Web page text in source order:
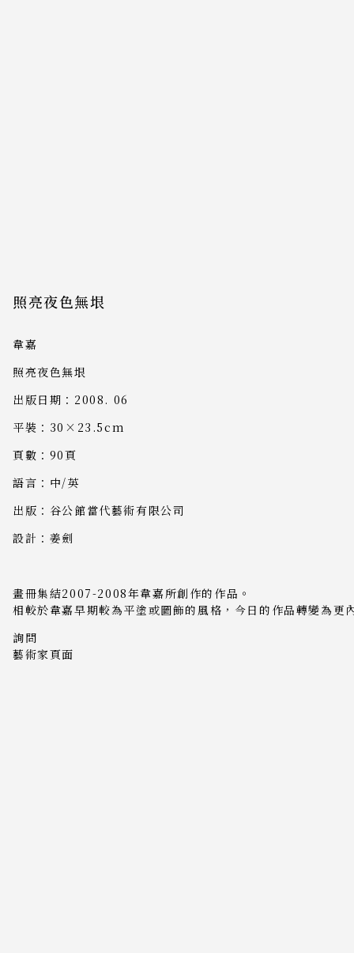
照亮夜色無垠
韋嘉
照亮夜色無垠
出版日期：2008. 06
平裝：30×23.5cm
頁數：90頁
語言：中/英
出版：谷公館當代藝術有限公司
設計：姜劍
畫冊集結2007-2008年韋嘉所創作的作品。
相較於韋嘉早期較為平塗或圖飾的風格，今日的作品轉變為
詢問
藝術家頁面